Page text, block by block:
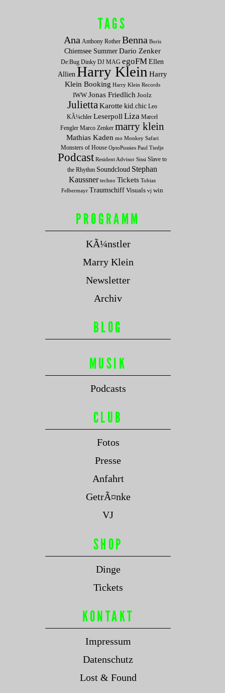
TAGS
Ana Anthony Rother Benna Boris
Chiemsee Summer Dario Zenker
De:Bug Dinky DJ MAG egoFM Ellen
Allien Harry Klein Harry
Klein Booking Harry Klein Records
IWW Jonas Friedlich Joolz
Julietta Karotte kid.chic Leo
KÃ¼chler Leserpoll Liza Marcel
Fengler Marco Zenker marry klein
Mathias Kaden mo Monkey Safari
Monsters of House OptoPussies Paul Tiedje
Podcast Resident Advisor Sissi Slave to
the Rhythm Soundcloud Stephan
Kaussner techno Tickets Tobias
Felbermayr Traumschiff Visuals vj win
PROGRAMM
KÃ¼nstler
Marry Klein
Newsletter
Archiv
BLOG
MUSIK
Podcasts
CLUB
Fotos
Presse
Anfahrt
GetrÃ¤nke
VJ
SHOP
Dinge
Tickets
KONTAKT
Impressum
Datenschutz
Lost & Found